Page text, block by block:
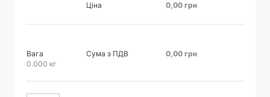
Ціна 0,00 грн
Вага
0.000 кг
Сума з ПДВ 0,00 грн